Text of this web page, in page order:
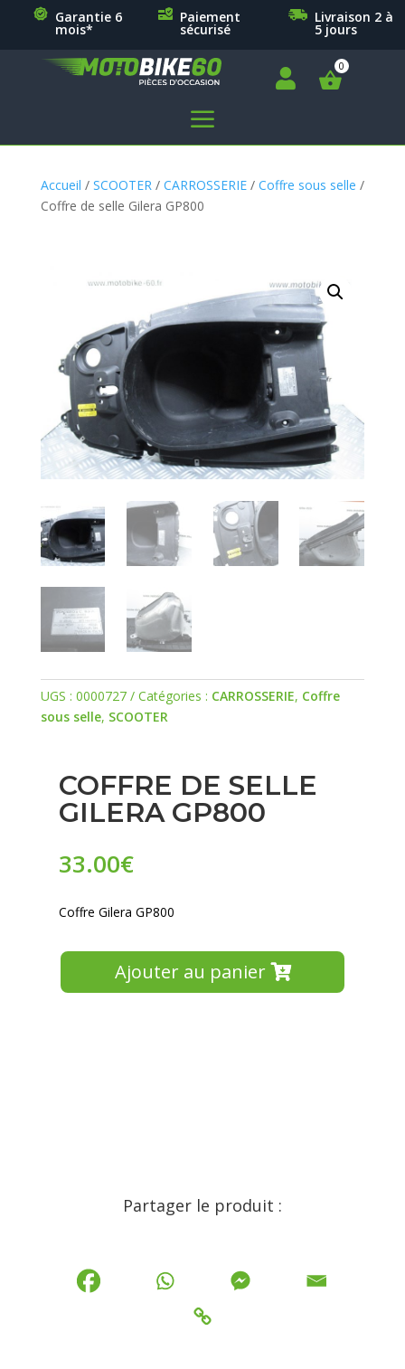
Garantie 6
mois*
Paiement
sécurisé
Livraison 2 à
5 jours

a
Accueil / SCOOTER / CARROSSERIE/ Coffre sous selle /
Coffre de selle Gilera GP800
UGS : 0000727 Catégories : CARROSSERIE, Coffre
sous selle, SCOOTER
COFFRE DE SELLE
GILERA GP800
33.00€
Coffre Gilera GP800
Ajouter au panier
Partager le produit :